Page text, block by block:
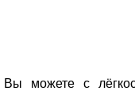
можете с